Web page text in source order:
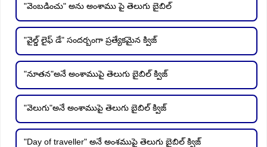
"వెంబడించు" అను అంశాము పై తెలుగు బైబిల్
"వైల్డ్ లైఫ్ డే" సందర్బంగా ప్రత్యేకమైన క్విజ్
"నూతన"అనే అంశాముపై తెలుగు బైబిల్ క్విజ్
"వెలుగు"అనే అంశాముపై తెలుగు బైబిల్ క్విజ్
"Day of traveller" అనే అంశముపై తెలుగు బైబిల్ క్విజ్